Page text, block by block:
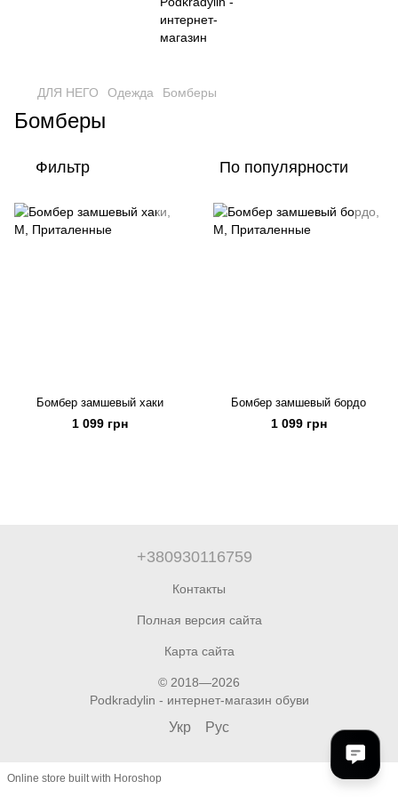
ДЛЯ НЕГО Одежда Бомберы
Бомберы
Фильтр По популярности
Бомбер замшевый хаки
1 099 грн
Бомбер замшевый бордо
1 099 грн
+380930116759
Контакты
Полная версия сайта
Карта сайта
© 2018—2026
Podkradylin - интернет-магазин обуви
Укр Рус
Online store built with Horoshop